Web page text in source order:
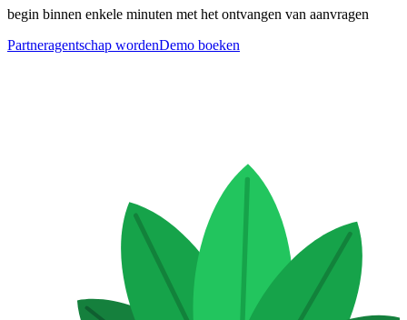
begin binnen enkele minuten met het ontvangen van aanvragen
Partneragentschap wordenDemo boeken